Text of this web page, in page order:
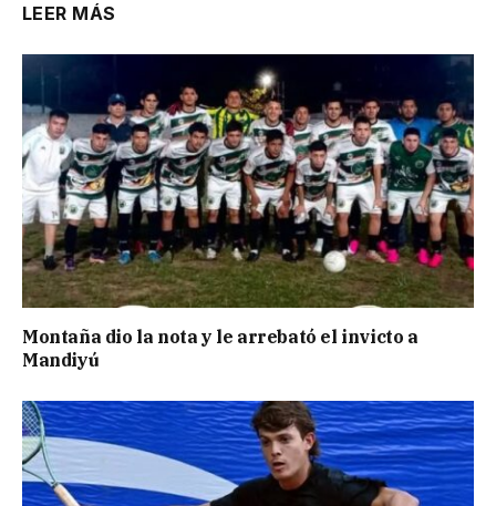
LEER MÁS
Montaña dio la nota y le arrebató el invicto a
Mandiyú